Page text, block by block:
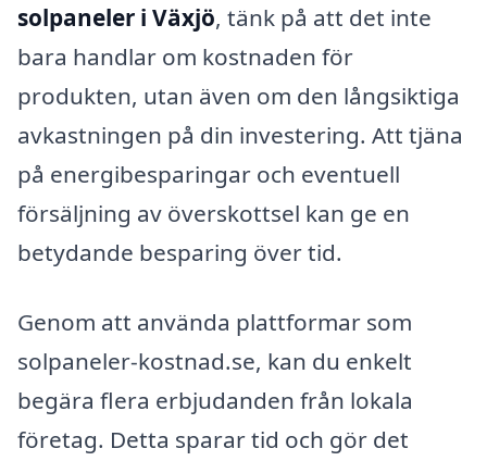
solpaneler i Växjö, tänk på att det inte
bara handlar om kostnaden för
produkten, utan även om den långsiktiga
avkastningen på din investering. Att tjäna
på energibesparingar och eventuell
försäljning av överskottsel kan ge en
betydande besparing över tid.
Genom att använda plattformar som
solpaneler-kostnad.se, kan du enkelt
begära flera erbjudanden från lokala
företag. Detta sparar tid och gör det